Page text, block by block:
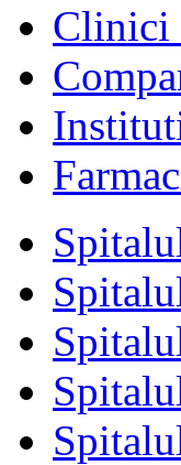
Clinici